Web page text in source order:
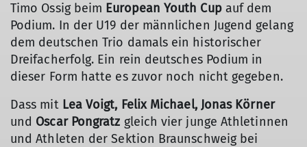
Timo Ossig beim European Youth Cup auf dem
Podium. In der U19 der männlichen Jugend gelang
dem deutschen Trio damals ein historischer
Dreifacherfolg. Ein rein deutsches Podium in
dieser Form hatte es zuvor noch nicht gegeben.
Dass mit Lea Voigt, Felix Michael, Jonas Körner
und Oscar Pongratz gleich vier junge Athletinnen
und Athleten der Sektion Braunschweig bei